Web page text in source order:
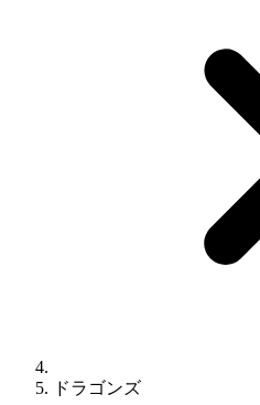
ドラゴンズ